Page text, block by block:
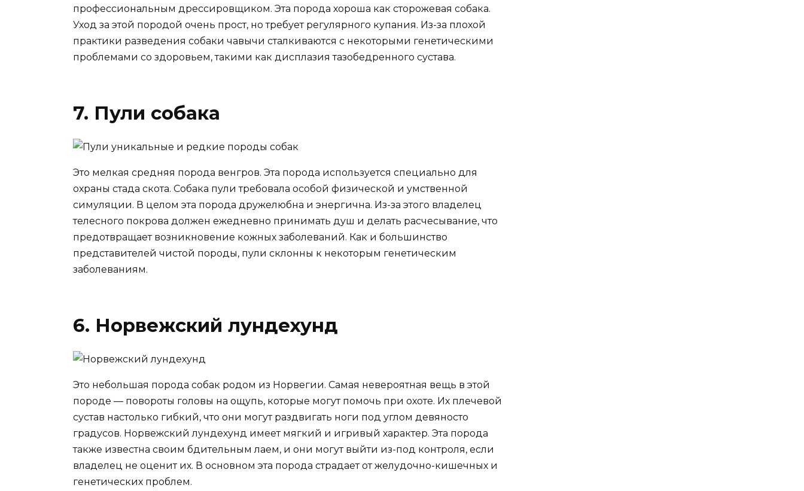
профессиональным дрессировщиком. Эта порода хороша как сторожевая собака.
Уход за этой породой очень прост, но требует регулярного купания. Из-за плохой
практики разведения собаки чавычи сталкиваются с некоторыми генетическими
проблемами со здоровьем, такими как дисплазия тазобедренного сустава.
7. Пули собака
Это мелкая средняя порода венгров. Эта порода используется специально для
охраны стада скота. Собака пули требовала особой физической и умственной
симуляции. В целом эта порода дружелюбна и энергична. Из-за этого владелец
телесного покрова должен ежедневно принимать душ и делать расчесывание, что
предотвращает возникновение кожных заболеваний. Как и большинство
представителей чистой породы, пули склонны к некоторым генетическим
заболеваниям.
6. Норвежский лундехунд
Это небольшая порода собак родом из Норвегии. Самая невероятная вещь в этой
породе — повороты головы на ощупь, которые могут помочь при охоте. Их плечевой
сустав настолько гибкий, что они могут раздвигать ноги под углом девяносто
градусов. Норвежский лундехунд имеет мягкий и игривый характер. Эта порода
также известна своим бдительным лаем, и они могут выйти из-под контроля, если
владелец не оценит их. В основном эта порода страдает от желудочно-кишечных и
генетических проблем.